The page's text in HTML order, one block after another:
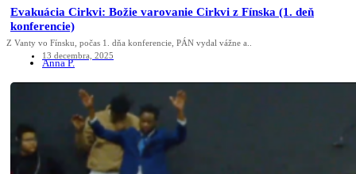
Evakuácia Cirkvi: Božie varovanie Cirkvi z Fínska (1. deň
konferencie)
Z Vanty vo Fínsku, počas 1. dňa konferencie, PÁN vydal vážne a..
13 decembra, 2025
Anna P.